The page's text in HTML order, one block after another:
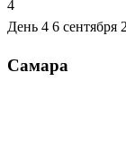
4
День 4 6 сентября
Самара